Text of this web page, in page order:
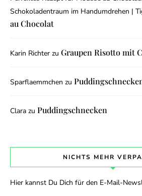
Schokoladentraum im Handumdrehen |
au Chocolat
Karin Richter zu Graupen Risotto mit
Sparflaemmchen zu
Clara zu Puddingschnecken
NICHTS MEHR
Hier kannst Du Dich für den E-Mail-